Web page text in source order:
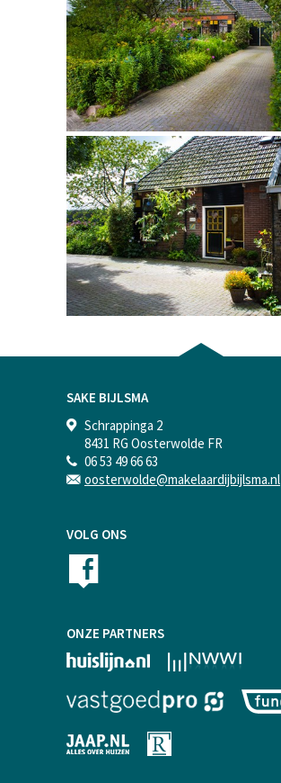
SAKE BIJLSMA
Schrappinga 2
8431 RG Oosterwolde FR
06 53 49 66 63
oosterwolde@makelaardijbijlsma.nl
VOLG ONS
ONZE PARTNERS